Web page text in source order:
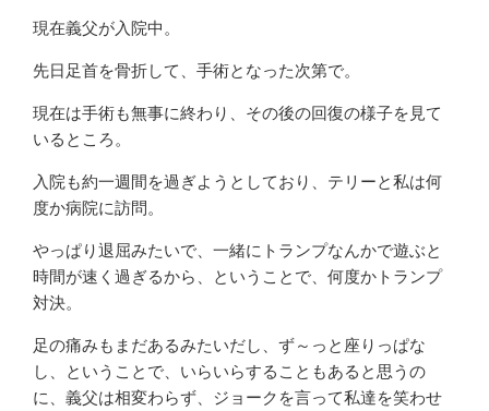
現在義父が入院中。
先日足首を骨折して、手術となった次第で。
現在は手術も無事に終わり、その後の回復の様子を見て
いるところ。
入院も約一週間を過ぎようとしており、テリーと私は何
度か病院に訪問。
やっぱり退屈みたいで、一緒にトランプなんかで遊ぶと
時間が速く過ぎるから、ということで、何度かトランプ
対決。
足の痛みもまだあるみたいだし、ず～っと座りっぱな
し、ということで、いらいらすることもあると思うの
に、義父は相変わらず、ジョークを言って私達を笑わせ